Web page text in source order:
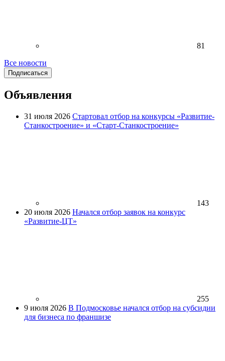
81
Все новости
Подписаться
Объявления
31 июля 2026 Стартовал отбор на конкурсы «Развитие-
Станкостроение» и «Старт-Станкостроение»
143
20 июля 2026 Начался отбор заявок на конкурс
«Развитие-ЦТ»
255
9 июля 2026 В Подмосковье начался отбор на субсидии
для бизнеса по франшизе